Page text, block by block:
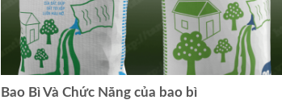
Bao Bì Và Chức Năng của bao bì